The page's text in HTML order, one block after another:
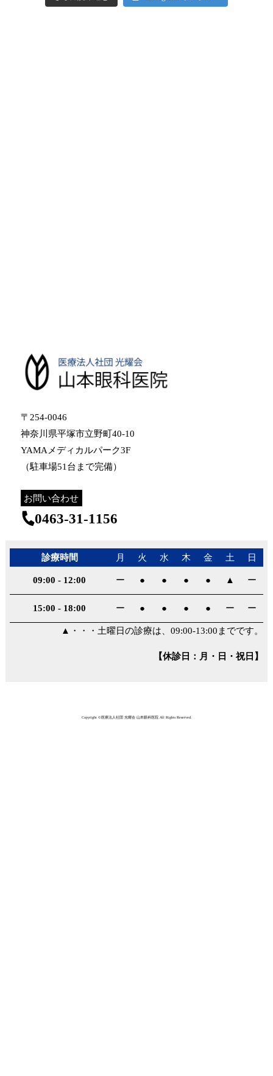
〒254-0046
神奈川県平塚市立野町40-10
YAMAメディカルパーク3F
（駐車場51台まで完備）
お問い合わせ
0463-31-1156
診療時間 月 火 水 木 金 土 日
09:00 - 12:00 ー ● ● ● ● ▲ ー
15:00 - 18:00 ー ● ● ● ● ー ー
▲・・・土曜日の診療は、09:00-13:00までです。
【休診日：月・日・祝日】
Copyright ©医療法人社団 光耀会 山本眼科医院All Rights Reserved.